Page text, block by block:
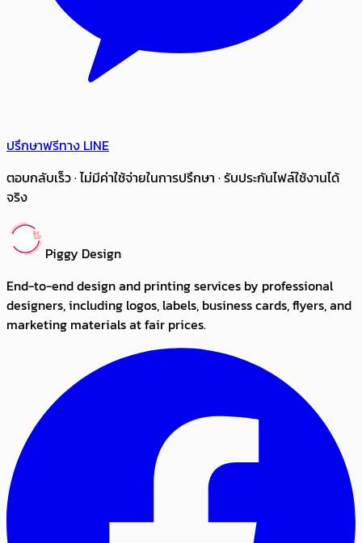
ปรึกษาฟรีทาง LINE
ตอบกลับเร็ว · ไม่มีค่าใช้จ่ายในการปรึกษา · รับประกันไฟล์ใช้งานได้
จริง
Piggy Design
End-to-end design and printing services by professional
designers, including logos, labels, business cards, flyers, and
marketing materials at fair prices.